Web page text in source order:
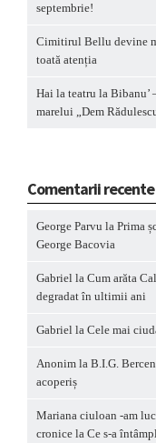
septembrie!
Cimitirul Bellu devine
toată atenția
Hai la teatru la Bibanu’
marelui „Dem
Comentarii recente
George Parvu la Prima
George Bacovia
Gabriel la Cum arăta
degradat în ultimii ani
Gabriel la Cele mai
Anonim la B.I.G.
acoperiș
Mariana ciuloan -am
cronice la Ce s-a